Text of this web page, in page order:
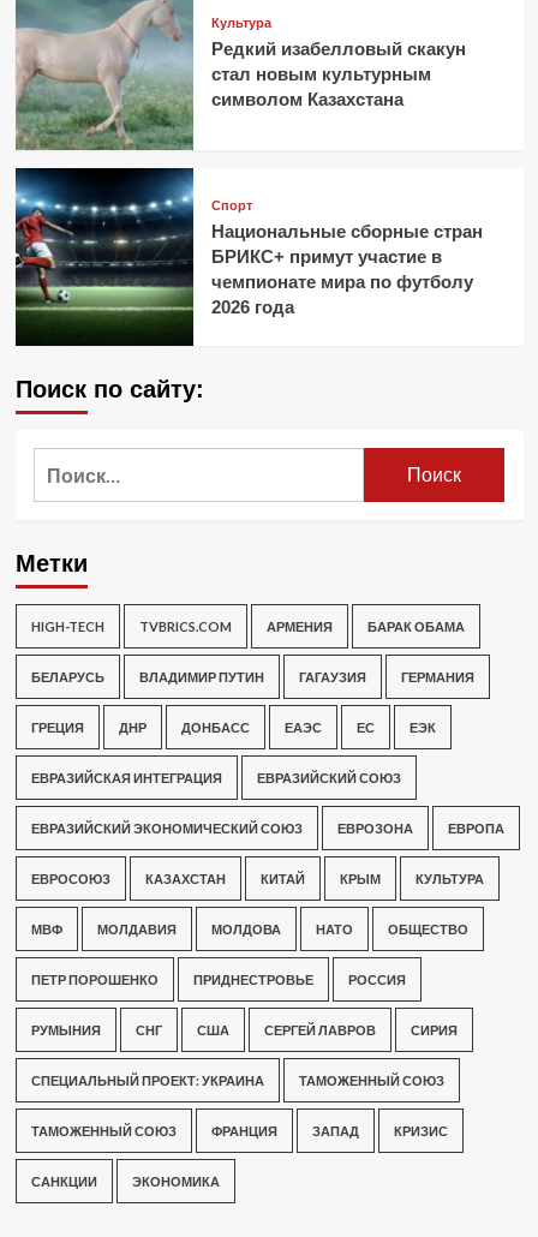
Культура
Редкий изабелловый скакун
стал новым культурным
символом Казахстана
Спорт
Национальные сборные стран
БРИКС+ примут участие в
чемпионате мира по футболу
2026 года
Поиск по сайту:
Метки
HIGH-TECH TVBRICS.COM АРМЕНИЯ БАРАК ОБАМА
БЕЛАРУСЬ ВЛАДИМИР ПУТИН ГАГАУЗИЯ ГЕРМАНИЯ
ГРЕЦИЯ ДНР ДОНБАСС ЕАЭС ЕС ЕЭК
ЕВРАЗИЙСКАЯ ИНТЕГРАЦИЯ ЕВРАЗИЙСКИЙ СОЮЗ
ЕВРАЗИЙСКИЙ ЭКОНОМИЧЕСКИЙ СОЮЗ ЕВРОЗОНА ЕВРОПА
ЕВРОСОЮЗ КАЗАХСТАН КИТАЙ КРЫМ КУЛЬТУРА
МВФ МОЛДАВИЯ МОЛДОВА НАТО ОБЩЕСТВО
ПЕТР ПОРОШЕНКО ПРИДНЕСТРОВЬЕ РОССИЯ
РУМЫНИЯ СНГ США СЕРГЕЙ ЛАВРОВ СИРИЯ
СПЕЦИАЛЬНЫЙ ПРОЕКТ: УКРАИНА ТАМОЖЕННЫЙ СОЮЗ
ТАМОЖЕННЫЙ СОЮЗ ФРАНЦИЯ ЗАПАД КРИЗИС
САНКЦИИ ЭКОНОМИКА